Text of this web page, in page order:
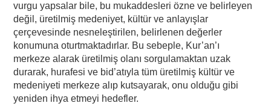
vurgu yapsalar bile, bu mukaddesleri özne ve belirleyen
değil, üretilmiş medeniyet, kültür ve anlayışlar
çerçevesinde nesneleştirilen, belirlenen değerler
konumuna oturtmaktadırlar. Bu sebeple, Kur’an’ı
merkeze alarak üretilmiş olanı sorgulamaktan uzak
durarak, hurafesi ve bid’atıyla tüm üretilmiş kültür ve
medeniyeti merkeze alıp kutsayarak, onu olduğu gibi
yeniden ihya etmeyi hedefler.